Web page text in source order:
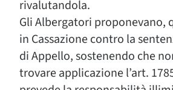
rivalutandola.
Gli Albergatori proponevano,
in Cassazione contro la
di Appello, sostenendo che
trovare applicazione l’art.